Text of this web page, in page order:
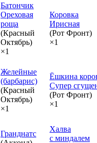
Батончик
Ореховая
роща
(Красный
Октябрь)
×1
Коровка
Ирисная
(Рот Фронт)
×1
Желейные
(барбарис)
(Красный
Октябрь)
×1
Ёшкина
Супер
(Рот Фронт)
×1
Гранднатс
Халва
с миндалем